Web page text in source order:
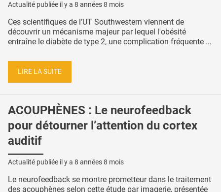
Actualité publiée il y a 8 années 8 mois
Ces scientifiques de l’UT Southwestern viennent de
découvrir un mécanisme majeur par lequel l'obésité
entraîne le diabète de type 2, une complication fréquente ...
LIRE LA SUITE
ACOUPHÈNES : Le neurofeedback
pour détourner l’attention du cortex
auditif
Actualité publiée il y a 8 années 8 mois
Le neurofeedback se montre prometteur dans le traitement
des acouphènes selon cette étude par imagerie, présentée